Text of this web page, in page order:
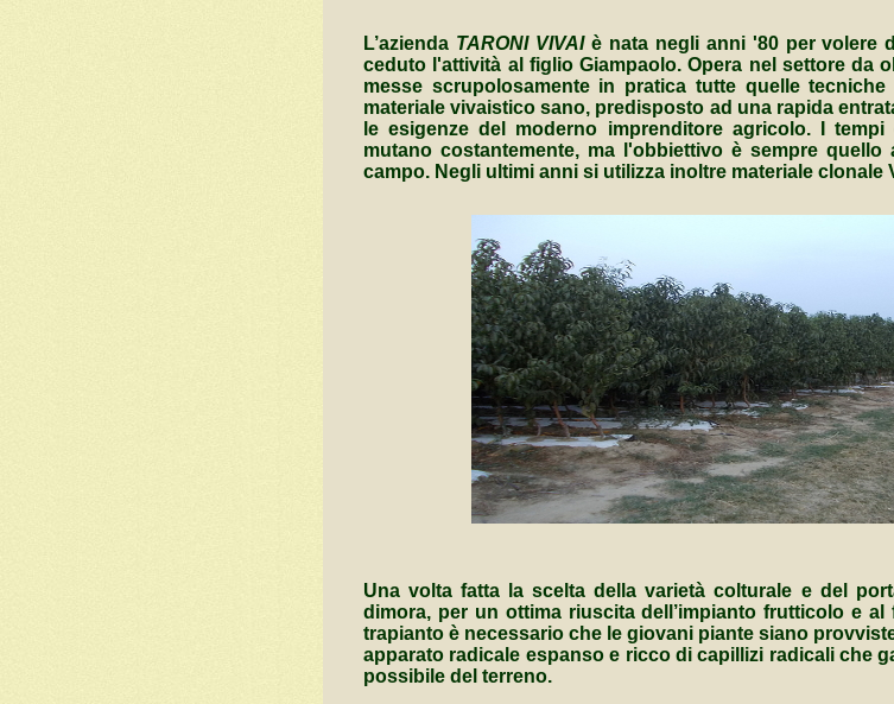
L’azienda TARONI VIVAI è nata negli anni '80 per volere
ceduto l'attività al figlio Giampaolo. Opera nel settore da
messe scrupolosamente in pratica tutte quelle
materiale vivaistico sano, predisposto ad una rapida
le esigenze del moderno imprenditore agricolo. I
mutano costantemente, ma l'obbiettivo è sempre quello
campo. Negli ultimi anni si utilizza inoltre materiale clonale
Una volta fatta la scelta della varietà colturale e del
dimora, per un ottima riuscita dell’impianto frutticolo e
trapianto è necessario che le giovani piante siano
apparato radicale espanso e ricco di capillizi radicali che
possibile del terreno.